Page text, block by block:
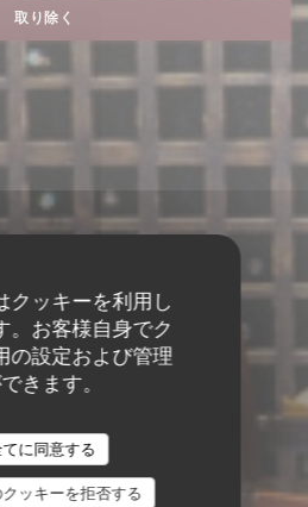
クッキーを利用し
。お客様自身でク
の設定および管理
きます。
てに同意する
ッキーを拒否する
取り除く